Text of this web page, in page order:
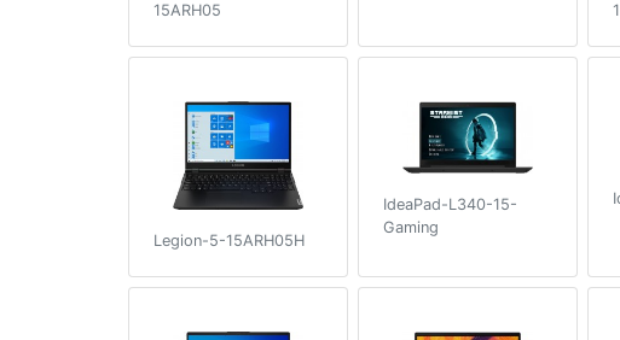
15ARH05
Legion-5-15ARH05H
IdeaPad-L340-15-
Gaming